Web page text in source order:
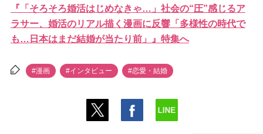
『「そろそろ婚活はじめなきゃ…」社会の“圧”感じるア
ラサー、婚活のリアル描く漫画に反響「多様性の時代で
も…日本はまだ結婚が当たり前」』特集へ
#漫画 #インタビュー #恋愛・結婚